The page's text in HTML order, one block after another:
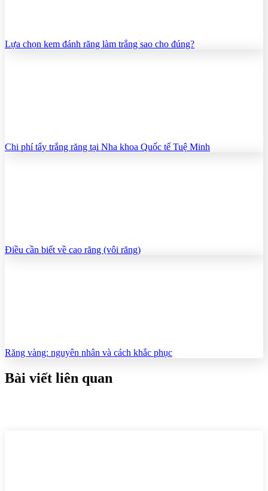
Lựa chọn kem đánh răng làm trắng sao cho đúng?
Chi phí tẩy trắng răng tại Nha khoa Quốc tế Tuệ Minh
Điều cần biết về cao răng (vôi răng)
Răng vàng: nguyên nhân và cách khắc phục
Bài viết liên quan